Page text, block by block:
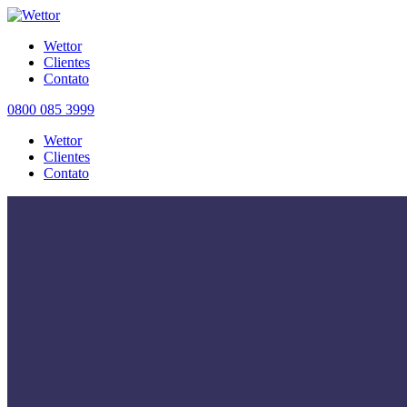
Wettor
Clientes
Contato
0800 085 3999
Wettor
Clientes
Contato